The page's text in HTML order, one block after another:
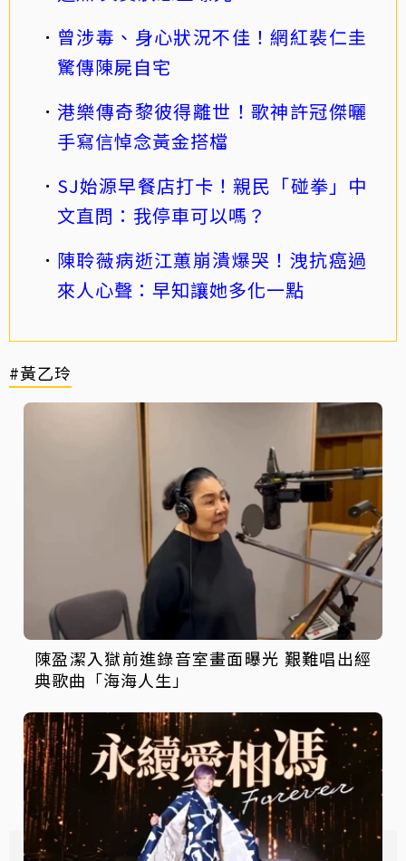
曾涉毒、身心狀況不佳！網紅裴仁圭
驚傳陳屍自宅
港樂傳奇黎彼得離世！歌神許冠傑曬
手寫信悼念黃金搭檔
SJ始源早餐店打卡！親民「碰拳」中
文直問：我停車可以嗎？
陳聆薇病逝江蕙崩潰爆哭！洩抗癌過
來人心聲：早知讓她多化一點
#黃乙玲
陳盈潔入獄前進錄音室畫面曝光 艱難唱出經
典歌曲「海海人生」